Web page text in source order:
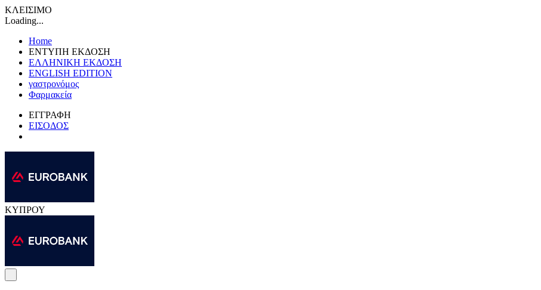
ΚΛΕΙΣΙΜΟ
Loading...
Home
ΕΝΤΥΠΗ ΕΚΔΟΣΗ
ΕΛΛΗΝΙΚΗ ΕΚΔΟΣΗ
ENGLISH EDITION
γαστρονόμος
Φαρμακεία
ΕΓΓΡΑΦΗ
ΕΙΣΟΔΟΣ
ΚΥΠΡΟΥ